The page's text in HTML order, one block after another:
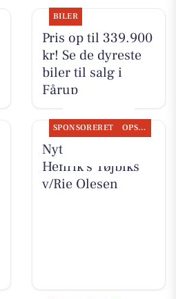
BILER
Pris op til 339.900
kr! Se de dyreste
biler til salg i
Fårup
SPONSORERET OPSLAGSTAVLEN
Nyt fra Rie &
Henrik's Tøjbiks
v/Rie Olesen